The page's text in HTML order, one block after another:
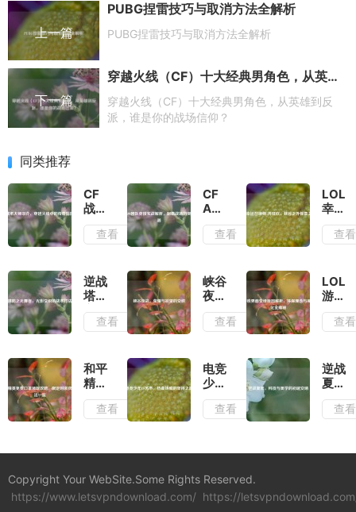
上一篇
PUBG捏雷技巧与取消方法全解析
PUBG捏雷技巧与取消方法全解析
下一篇
穿越火线（CF）十大经典男角色，从英雄到反派，谁是你的战场信仰？
穿越火线（CF）十大经典男角色，从英雄到反
派，谁是你的战场信仰？
同类推荐
CF
战术
大师
火线
中的
传奇
指挥
查看
CF
AN94
团队
竞技
析，
制霸
战场
的突
查看
LOL
幸运
召唤
师7
峡谷
之外
惊喜
之旅
查看
逆战
塔防
之光
交织
的战
术打
法解
查看
峡谷
夜
战，
荣耀
交织
查看
LOL
游戏
界面
变绿
析，
环保
理念
与视
揭秘
查看
和平
精英
免费
口罩
略，
时装
获取
查看
电竞
少年
CF
铸就
持之
路
查看
逆战
夏
娃，
科技
初诞
查看
Copyright Your WebSite.Some Rights Reserved.
https://www.letsvpndownload.com/ https://